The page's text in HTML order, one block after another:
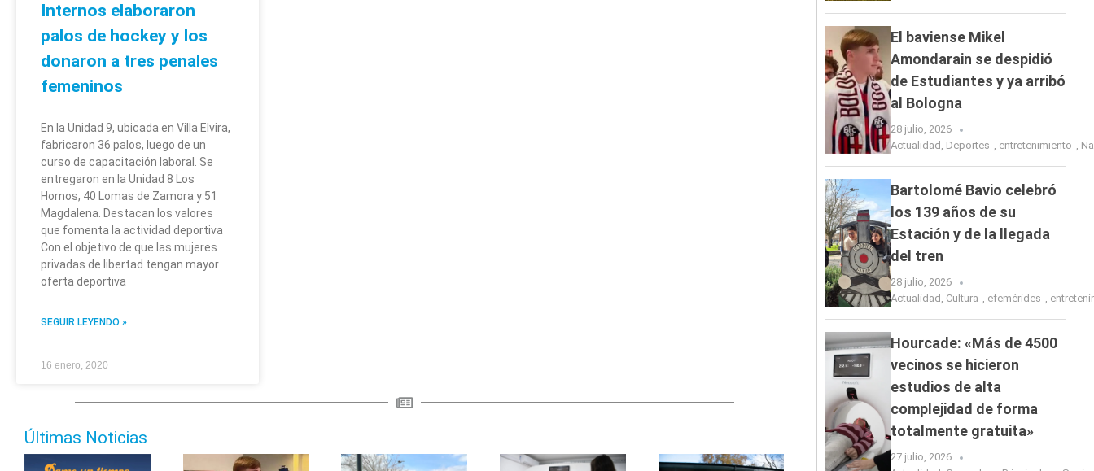
Internos elaboraron
palos de hockey y los
donaron a tres penales
femeninos
En la Unidad 9, ubicada en Villa Elvira,
fabricaron 36 palos, luego de un
curso de capacitación laboral. Se
entregaron en la Unidad 8 Los
Hornos, 40 Lomas de Zamora y 51
Magdalena. Destacan los valores
que fomenta la actividad deportiva
Con el objetivo de que las mujeres
privadas de libertad tengan mayor
oferta deportiva
SEGUIR LEYENDO »
16 enero, 2020
Últimas Noticias
El baviense Mikel
Amondarain se despidió
de Estudiantes y ya arribó
al Bologna
28 julio, 2026
Actualidad , Deportes , entretenimiento ,
Bartolomé Bavio celebró
los 139 años de su
Estación y de la llegada
del tren
28 julio, 2026
Actualidad , Cultura , efemérides ,
Hourcade: «Más de 4500
vecinos se hicieron
estudios de alta
complejidad de forma
totalmente gratuita»
27 julio, 2026